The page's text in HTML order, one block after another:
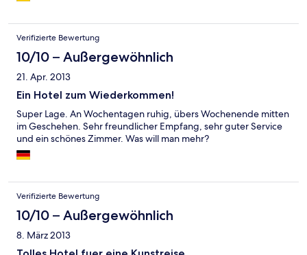
Verifizierte Bewertung
10/10 – Außergewöhnlich
21. Apr. 2013
Ein Hotel zum Wiederkommen!
Super Lage. An Wochentagen ruhig, übers Wochenende mitten
im Geschehen. Sehr freundlicher Empfang, sehr guter Service
und ein schönes Zimmer. Was will man mehr?
Verifizierte Bewertung
10/10 – Außergewöhnlich
8. März 2013